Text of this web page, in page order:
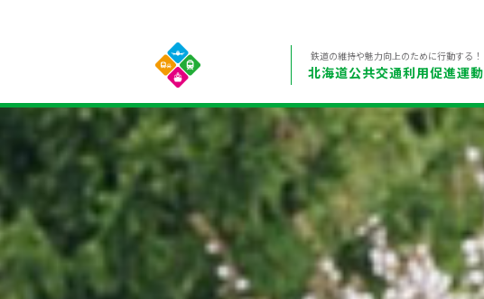
鉄道の維持や魅力向上のために行動する！
北海道公共交通利用促進運動